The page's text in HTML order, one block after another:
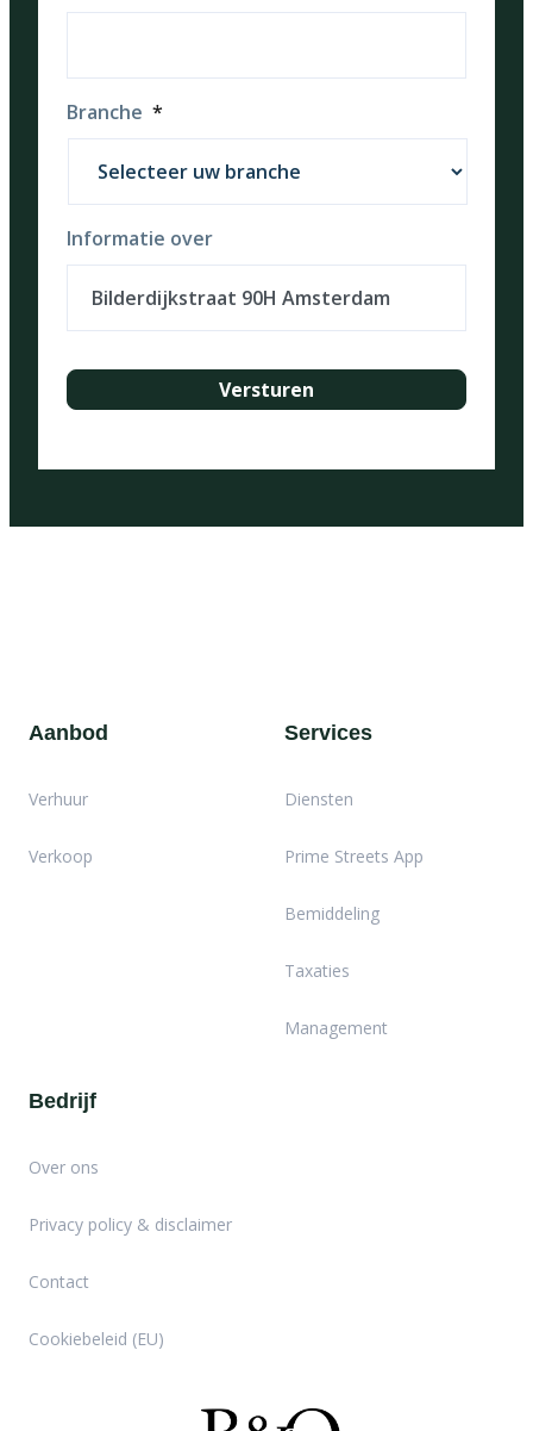
Branche *
Informatie over
Aanbod
Verhuur
Verkoop
Services
Diensten
Prime Streets App
Bemiddeling
Taxaties
Management
Bedrijf
Over ons
Privacy policy & disclaimer
Contact
Cookiebeleid (EU)